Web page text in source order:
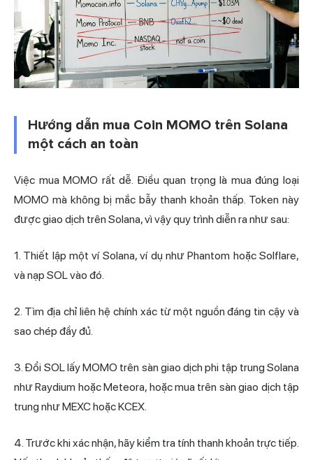
Hướng dẫn mua Coin MOMO trên Solana
một cách an toàn
Việc mua MOMO rất dễ. Điều quan trọng là mua đúng loại
MOMO mà không bị mắc bẫy thanh khoản thấp. Token này
được giao dịch trên Solana, vì vậy quy trình diễn ra như sau:
1. Thiết lập mộtví Solana, ví dụ như Phantom hoặcSolflare,
và nạp SOL vào đó.
2. Tìm địa chỉ liên hệ chính xác từ một nguồn đáng tin cậy và
sao chép đầy đủ.
3. Đổi SOL lấy MOMO trên sàn giao dịch phi tập trung Solana
như Raydium hoặc Meteora, hoặc mua trên sàn giao dịch tập
trung như MEXC hoặc KCEX.
4. Trước khi xác nhận, hãy kiểm tra tính thanh khoản trực tiếp.